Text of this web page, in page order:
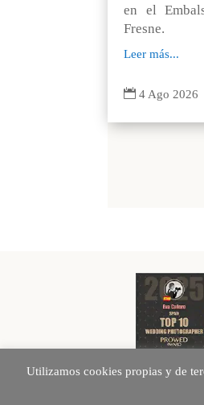
en el
Fresne.
Leer más...
 4 Ago 2026
Utilizamos cookies propias y de